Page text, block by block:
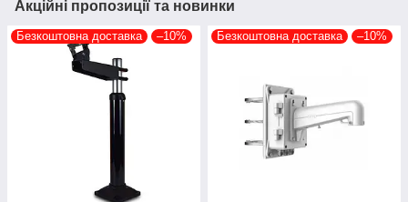
Акційні пропозиції та новинки
Безкоштовна доставка –10% Безкоштовна доставка –10%